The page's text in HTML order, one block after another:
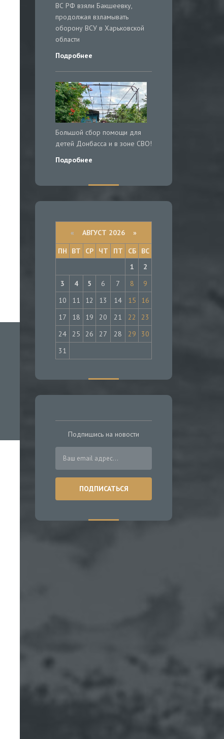
ВС РФ взяли Бакшеевку,
продолжая взламывать
оборону ВСУ в Харьковской
области
Подробнее
Большой сбор помощи для
детей Донбасса и в зоне СВО!
Подробнее
« АВГУСТ 2026 »
ПН
ВТ СР ЧТ ПТ СБ
ВС
1
2
3
4 5 6 7 8
9
10
11 12 13 14 15
16
17
18 19 20 21 22
23
24
25 26 27 28 29
30
31
Подпишись на новости